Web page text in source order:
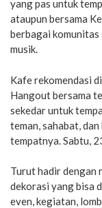
yang pas untuk
ataupun bersama
berbagai
musik.
Kafe rekomendasi
Hangout bersama
sekedar untuk
teman, sahabat,
tempatnya. Sabtu,
Turut hadir dengan
dekorasi yang bisa
even, kegiatan,